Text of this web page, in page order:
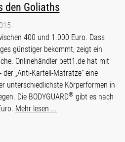
den Goliaths
400 und 1.000 Euro. Dass
günstiger bekommt, zeigt ein
Onlinehändler bett1.de hat mit
der „Anti-Kartell-Matratze“ eine
unterschiedlichste Körperformen in
Die BODYGUARD® gibt es nach
Mehr lesen ...